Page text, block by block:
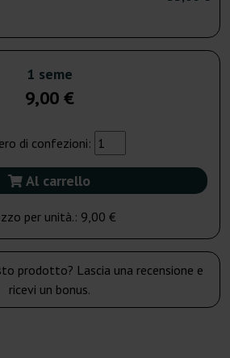
1 seme
9,00 €
di confezioni:
Al carrello
per unità.: 9,00 €
prodotto? Lascia una recensione e
ricevi un bonus.